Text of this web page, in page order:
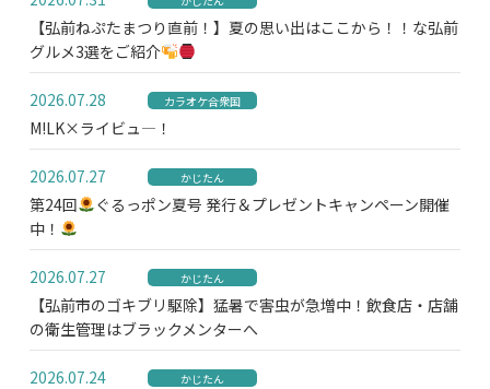
【弘前ねぷたまつり直前！】夏の思い出はここから！！な弘前
グルメ3選をご紹介
2026.07.28 カラオケ合衆国
M!LK×ライビュ―！
2026.07.27 かじたん
第24回
ぐるっポン夏号 発行＆プレゼントキャンペーン開催
中！
2026.07.27 かじたん
【弘前市のゴキブリ駆除】猛暑で害虫が急増中！飲食店・店舗
の衛生管理はブラックメンターへ
2026.07.24 かじたん